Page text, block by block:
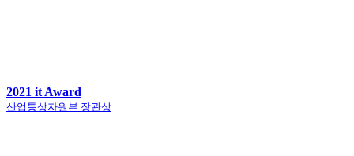
2021 it Award
산업통상자원부 장관상